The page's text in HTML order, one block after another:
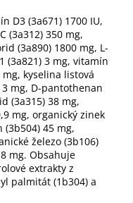
D3 (3a671) 1700 IU,
(3a312) 350 mg,
(3a890) 1800 mg, L-
(3a821) 3 mg, vitamín
mg, kyselina listová
3 mg, D-pantothenan
(3a315) 38 mg,
mg, organický zinek
(3b504) 45 mg,
železo (3b106)
mg. Obsahuje
extrakty z
palmitát (1b304) a